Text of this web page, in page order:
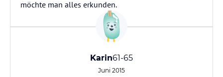
möchte man alles erkunden.
Karin61-65
Juni 2015